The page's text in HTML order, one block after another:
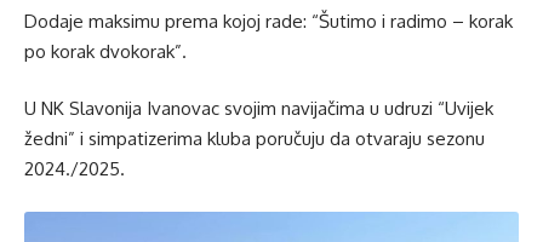
Dodaje maksimu prema kojoj rade: “Šutimo i radimo – korak
po korak dvokorak”.
U NK Slavonija Ivanovac svojim navijačima u udruzi “Uvijek
žedni” i simpatizerima kluba poručuju da otvaraju sezonu
2024./2025.